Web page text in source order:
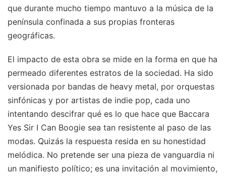
que durante mucho tiempo mantuvo a la música de la
península confinada a sus propias fronteras
geográficas.
El impacto de esta obra se mide en la forma en que ha
permeado diferentes estratos de la sociedad. Ha sido
versionada por bandas de heavy metal, por orquestas
sinfónicas y por artistas de indie pop, cada uno
intentando descifrar qué es lo que hace que Baccara
Yes Sir I Can Boogie sea tan resistente al paso de las
modas. Quizás la respuesta resida en su honestidad
melódica. No pretende ser una pieza de vanguardia ni
un manifiesto político; es una invitación al movimiento,